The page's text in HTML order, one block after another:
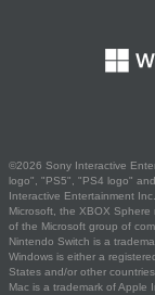
©2026 Sony Interactive
logo", "PS5", "PS4 logo"
Interactive Entertainment Inc.
Microsoft, the XBOX
of the Microsoft group of
Nintendo Switch is a
Windows is either a
States and/or other countries.
Mac is a trademark of Apple